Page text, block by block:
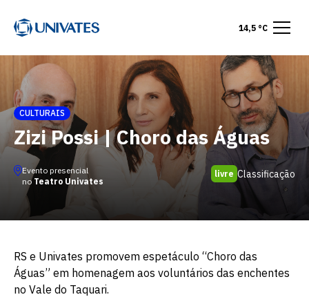
14,5 °C
CULTURAIS
Zizi Possi | Choro das Águas
Evento presencial
no Teatro Univates
livre Classificação
RS e Univates promovem espetáculo “Choro das
Águas” em homenagem aos voluntários das enchentes
no Vale do Taquari.